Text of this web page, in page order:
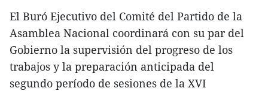
El Buró Ejecutivo del Comité del Partido de la
Asamblea Nacional coordinará con su par del
Gobierno la supervisión del progreso de los
trabajos y la preparación anticipada del
segundo período de sesiones de la XVI